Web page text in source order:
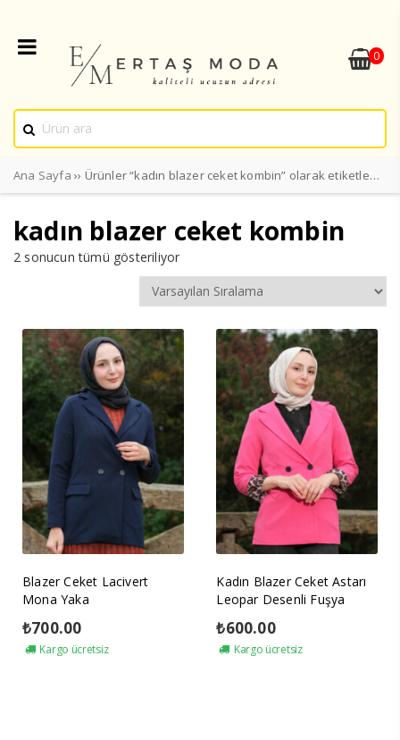
0
Ana Sayfa ›› Ürünler “kadın blazer ceket kombin” olarak etiketlendi
kadın blazer ceket kombin
2 sonucun tümü gösteriliyor
Blazer Ceket Lacivert
Mona Yaka
₺700.00
Kargo ücretsiz
Kadın Blazer Ceket Astarı
Leopar Desenli Fuşya
₺600.00
Kargo ücretsiz